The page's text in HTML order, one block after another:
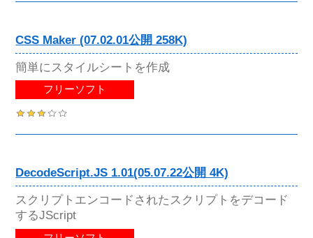
CSS Maker (07.02.01公開 258K)
簡単にスタイルシートを作成
フリーソフト
DecodeScript.JS 1.01(05.07.22公開 4K)
スクリプトエンコードされたスクリプトをデコード
するJScript